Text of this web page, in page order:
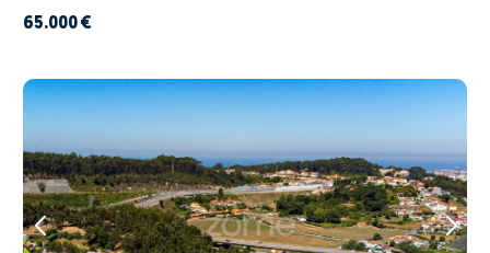
65.000 €